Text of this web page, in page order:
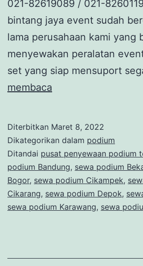
021-82619089 / 021-
bintang jaya event sudah
lama perusahaan kami yang
menyewakan peralatan
set yang siap mensuport
membaca
Club
Kebayoran
Lama
Diterbitkan Maret 8, 2022
Dikategorikan dalam podium
Ditandai pusat penyewaan podium
podium Bandung, sewa podium
Bogor, sewa podium Cikampek,
Cikarang, sewa podium Depok,
sewa podium Karawang, sewa